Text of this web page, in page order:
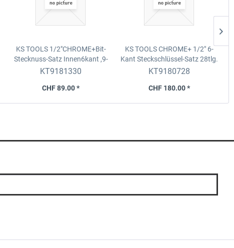
KS TOOLS 1/2"CHROME+Bit-
Stecknuss-Satz Innen6kant ,9-
tlg.4-17mm
KT9181330
CHF 89.00 *
KS TOOLS CHROME+ 1/2" 6-
Kant Steckschlüssel-Satz28tlg.
KT9180728
CHF 180.00 *